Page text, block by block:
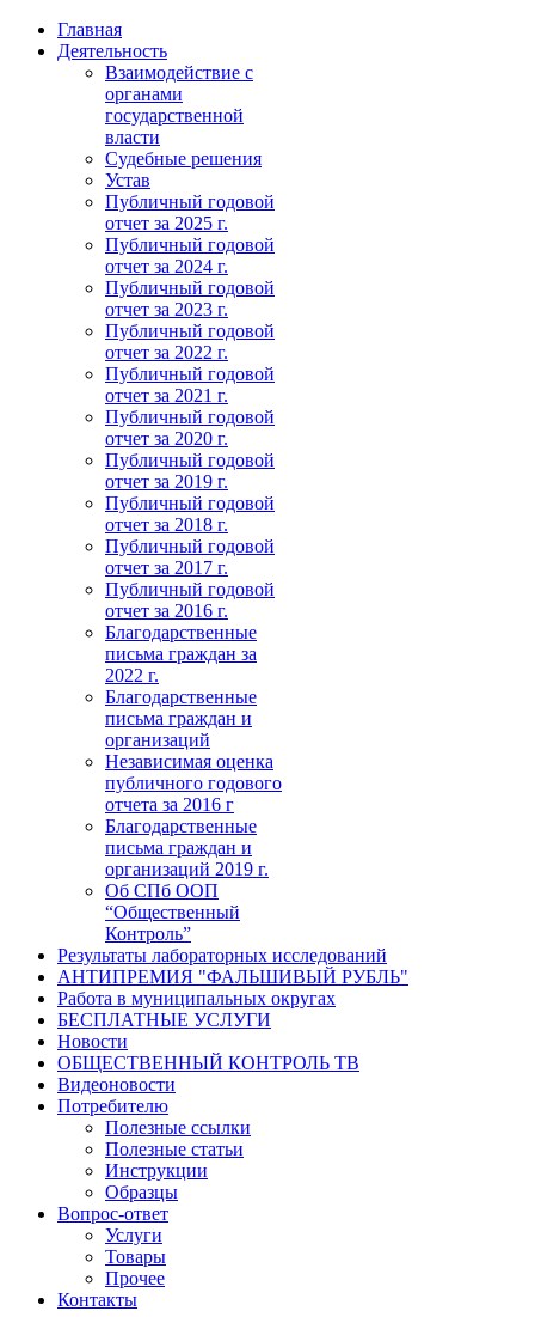
Главная
Деятельность
Взаимодействие с
органами
государственной
власти
Судебные решения
Устав
Публичный годовой
отчет за 2025 г.
Публичный годовой
отчет за 2024 г.
Публичный годовой
отчет за 2023 г.
Публичный годовой
отчет за 2022 г.
Публичный годовой
отчет за 2021 г.
Публичный годовой
отчет за 2020 г.
Публичный годовой
отчет за 2019 г.
Публичный годовой
отчет за 2018 г.
Публичный годовой
отчет за 2017 г.
Публичный годовой
отчет за 2016 г.
Благодарственные
письма граждан за
2022 г.
Благодарственные
письма граждан и
организаций
Независимая оценка
публичного годового
отчета за 2016 г
Благодарственные
письма граждан и
организаций 2019 г.
Об СПб ООП
“Общественный
Контроль”
Результаты лабораторных исследований
АНТИПРЕМИЯ "ФАЛЬШИВЫЙ РУБЛЬ"
Работа в муниципальных округах
БЕСПЛАТНЫЕ УСЛУГИ
Новости
ОБЩЕСТВЕННЫЙ КОНТРОЛЬ ТВ
Видеоновости
Потребителю
Полезные ссылки
Полезные статьи
Инструкции
Образцы
Вопрос-ответ
Услуги
Товары
Прочее
Контакты